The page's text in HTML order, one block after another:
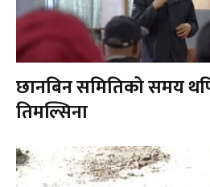
छानबिन समितिको समय
तिमल्सिना